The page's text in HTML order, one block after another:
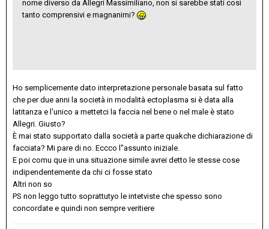
nome diverso da Allegri Massimiliano, non si sarebbe stati così
tanto comprensivi e magnanimi?
Ho semplicemente dato interpretazione personale basata sul fatto
che per due anni la società in modalità ectoplasma si è data alla
latitanza e l'unico a mettetci la faccia nel bene o nel male è stato
Allegri. Giusto?
È mai stato supportato dalla società a parte quakche dichiarazione di
facciata? Mi pare di no. Eccco l"assunto iniziale.
E poi comu que in una situazione simile avrei detto le stesse cose
indipendentemente da chi ci fosse stato
Altri non so
PS non leggo tutto soprattutyo le intetviste che spesso sono
concordate e quindi non sempre veritiere